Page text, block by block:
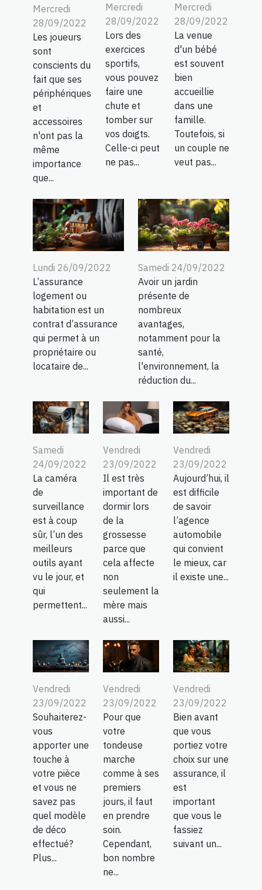
Mercredi
28/09/2022
Les joueurs
sont
conscients du
fait que ses
périphériques
et
accessoires
n'ont pas la
même
importance
que...
Mercredi
28/09/2022
Lors des
exercices
sportifs,
vous pouvez
faire une
chute et
tomber sur
vos doigts.
Celle-ci peut
ne pas...
Mercredi
28/09/2022
La venue
d'un bébé
est souvent
bien
accueillie
dans une
famille.
Toutefois, si
un couple ne
veut pas...
Lundi 26/09/2022
L’assurance
logement ou
habitation est un
contrat d’assurance
qui permet à un
propriétaire ou
locataire de...
Samedi 24/09/2022
Avoir un jardin
présente de
nombreux
avantages,
notamment pour la
santé,
l'environnement, la
réduction du...
Samedi
24/09/2022
La caméra
de
surveillance
est à coup
sûr, l’un des
meilleurs
outils ayant
vu le jour, et
qui
permettent...
Vendredi
23/09/2022
Il est très
important de
dormir lors
de la
grossesse
parce que
cela affecte
non
seulement la
mère mais
aussi...
Vendredi
23/09/2022
Aujourd’hui, il
est difficile
de savoir
l’agence
automobile
qui convient
le mieux, car
il existe une...
Vendredi
23/09/2022
Souhaiterez-
vous
apporter une
touche à
votre pièce
et vous ne
savez pas
quel modèle
de déco
effectué?
Plus...
Vendredi
23/09/2022
Pour que
votre
tondeuse
marche
comme à ses
premiers
jours, il faut
en prendre
soin.
Cependant,
bon nombre
ne...
Vendredi
23/09/2022
Bien avant
que vous
portiez votre
choix sur une
assurance, il
est
important
que vous le
fassiez
suivant un...